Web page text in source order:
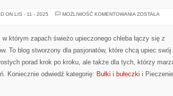
ON LIS - 11 - 2025 MOŻLIWOŚĆ KOMENTOWANIA ZUPY
ZOSTAŁA
którym zapach świeżo upieczonego chleba łączy się z
To blog stworzony dla pasjonatów, które chcą upiec swój
porad krok po kroku, ale także dla tych, którzy
Koniecznie odwiedź kategorię: Bułki i bułeczki i